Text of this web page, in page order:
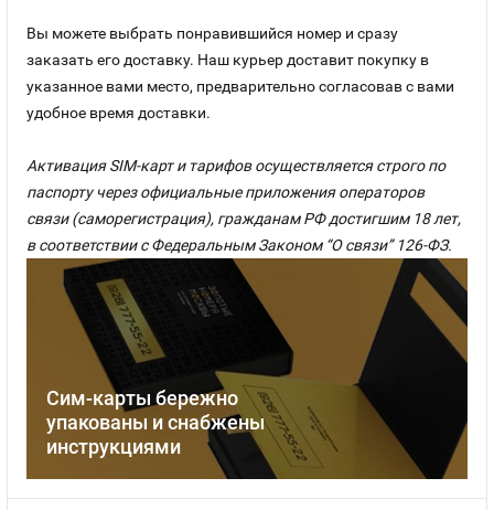
Сим-карты бережно
упакованы и снабжены
инструкциями
Вы можете выбрать понравившийся номер и сразу
заказать его доставку. Наш курьер доставит покупку в
указанное вами место, предварительно согласовав с вами
удобное время доставки.
Активация SIM-карт и тарифов осуществляется строго по
паспорту через официальные приложения операторов
связи (саморегистрация), гражданам РФ достигшим 18 лет,
в соответствии с Федеральным Законом “О связи” 126-ФЗ.